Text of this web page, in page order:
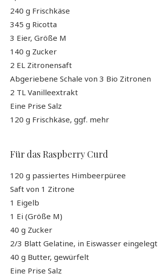
240 g Frischkäse
345 g Ricotta
3 Eier, Größe M
140 g Zucker
2 EL Zitronensaft
Abgeriebene Schale von 3 Bio Zitronen
2 TL Vanilleextrakt
Eine Prise Salz
120 g Frischkäse, ggf. mehr
Für das Raspberry Curd
120 g passiertes Himbeerpüree
Saft von 1 Zitrone
1 Eigelb
1 Ei (Größe M)
40 g Zucker
2/3 Blatt Gelatine, in Eiswasser eingelegt
40 g Butter, gewürfelt
Eine Prise Salz